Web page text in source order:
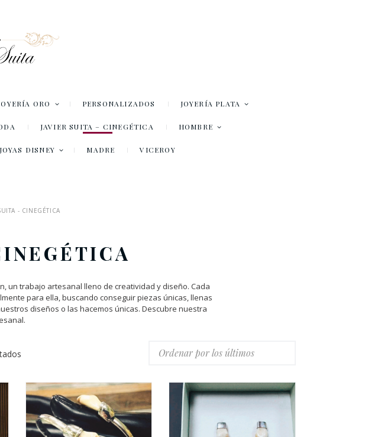
ORO PERSONALIZADOS JOYERÍA PLATA
JAVIER SUITA – CINEGÉTICA HOMBRE
JOYAS DISNEY MADRE VICEROY
- CINEGÉTICA
un trabajo artesanal lleno de creatividad y diseño. Cada
para ella, buscando conseguir piezas únicas, llenas
diseños o las hacemos únicas. Descubre nuestra
últimos